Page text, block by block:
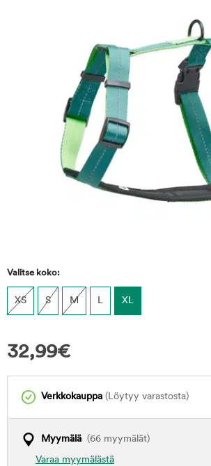
Valitse koko:
XS S M L XL
32,99€
Verkkokauppa (Löytyy varastosta)
Myymälä (66 myymälät)
Varaa myymälästä